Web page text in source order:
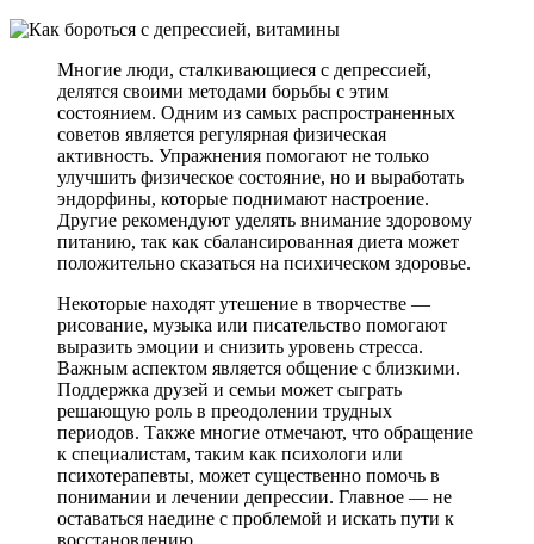
Многие люди, сталкивающиеся с депрессией,
делятся своими методами борьбы с этим
состоянием. Одним из самых распространенных
советов является регулярная физическая
активность. Упражнения помогают не только
улучшить физическое состояние, но и выработать
эндорфины, которые поднимают настроение.
Другие рекомендуют уделять внимание здоровому
питанию, так как сбалансированная диета может
положительно сказаться на психическом здоровье.
Некоторые находят утешение в творчестве —
рисование, музыка или писательство помогают
выразить эмоции и снизить уровень стресса.
Важным аспектом является общение с близкими.
Поддержка друзей и семьи может сыграть
решающую роль в преодолении трудных
периодов. Также многие отмечают, что обращение
к специалистам, таким как психологи или
психотерапевты, может существенно помочь в
понимании и лечении депрессии. Главное — не
оставаться наедине с проблемой и искать пути к
восстановлению.